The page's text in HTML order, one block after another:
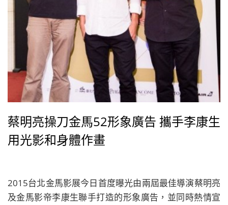
蔡明亮操刀金馬52形象廣告 攜手李康生
用光影和身體作畫
2015台北金馬影展今日首度曝光由兩屆最佳導演蔡明亮
及金馬影帝李康生聯手打造的形象廣告，並同時熱情宣